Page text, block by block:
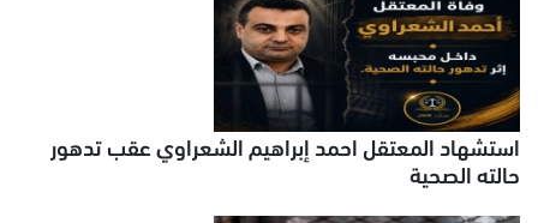
استشهاد المعتقل احمد إبراهيم الشعراوي عقب تدهور
حالته الصحية